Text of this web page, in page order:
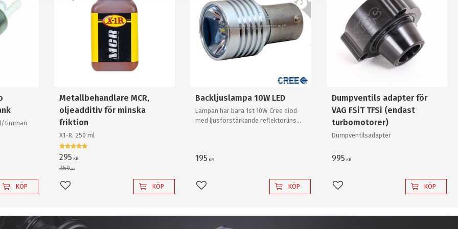
timman
KÖP
Metallbehandlare MCR,
oljeadditiv för minska
friktion
X1-R. 250 ml
295 KR
359KR
Lägg till i favoriter KÖP
Backljuslampa 10W LED
Lampan har bara 1st 10W Cree diod
med ljusförstärkande reflektorlins
195 KR
Lägg till i favoriter KÖP
Dumpventils adapter för
VAG FSiT TFSi (endast
turbomotorer)
Dumpventilsadapter
995 KR
Lägg till i favoriter KÖP